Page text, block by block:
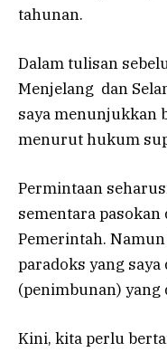
tahunan.
Dalam tulisan
Menjelang dan
saya menunjukkan
menurut hukum
Permintaan
sementara
Pemerintah.
paradoks yang
(penimbunan) yang
Kini, kita perlu